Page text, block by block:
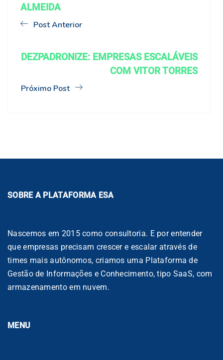
ALMEIDA
Post Anterior
DEZPADRONIZE: EMPRESAS ESCALÁVEIS
COM VITOR TORRES
Próximo Post
SOBRE A PLATAFORMA ESA
Nascemos em 2015 como consultoria. E por entender
que empresas precisam crescer e escalar através de
times mais autônomos, criamos uma Plataforma de
Gestão de Informações e Conhecimento, tipo SaaS, com
armazenamento em nuvem.
MENU